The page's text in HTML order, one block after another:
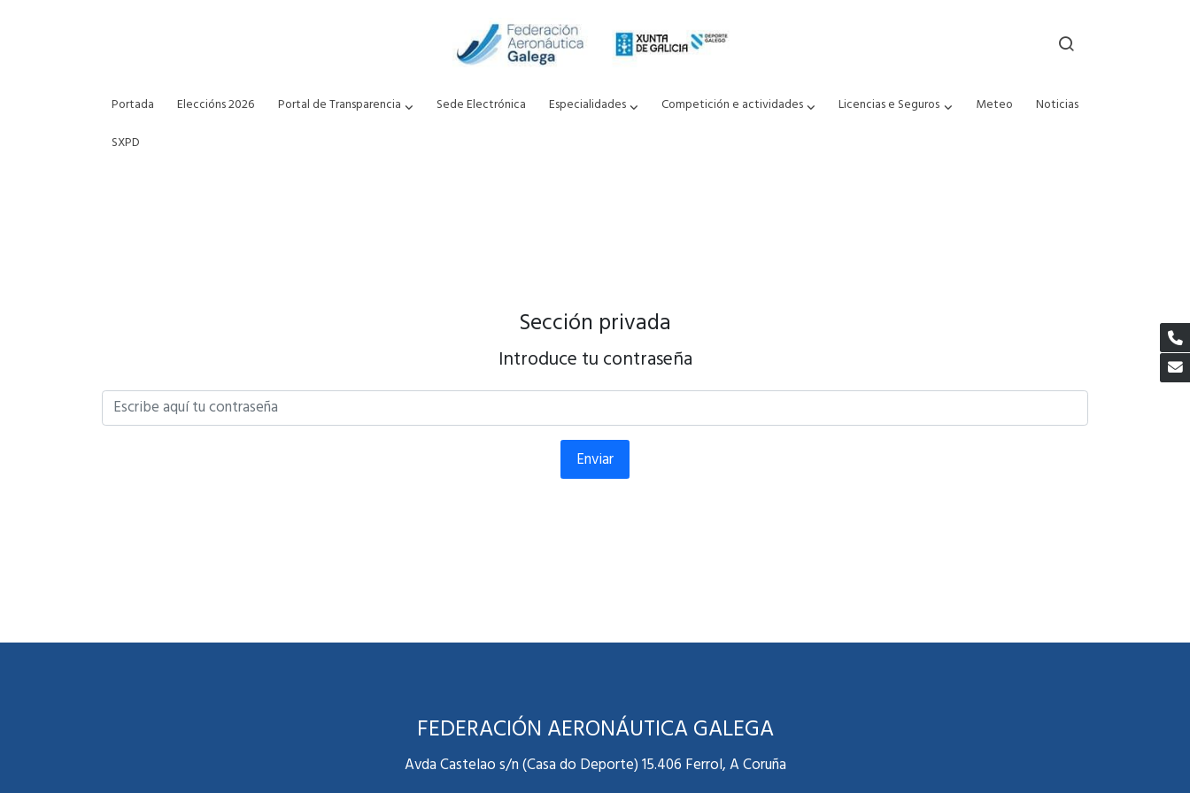
Portada Eleccións 2026 Portal de Transparencia Sede Electrónica Especialidades Competición e actividades Licencias e Seguros Meteo
Noticias
SXPD
Sección privada
Introduce tu contraseña
Enviar
FEDERACIÓN AERONÁUTICA GALEGA
Avda Castelao s/n (Casa do Deporte) 15.406 Ferrol, A Coruña